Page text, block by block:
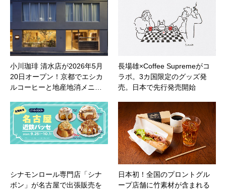
小川珈琲 清水店が2026年5月
20日オープン！京都でエシカ
ルコーヒーと地産地消メニ…
長場雄×Coffee Supremeがコ
ラボ。3カ国限定のグッズ発
売。日本で先行発売開始
シナモンロール専門店「シナ
ボン」が名古屋で出張販売を
日本初！全国のプロントグル
ープ店舗に竹素材が含まれる